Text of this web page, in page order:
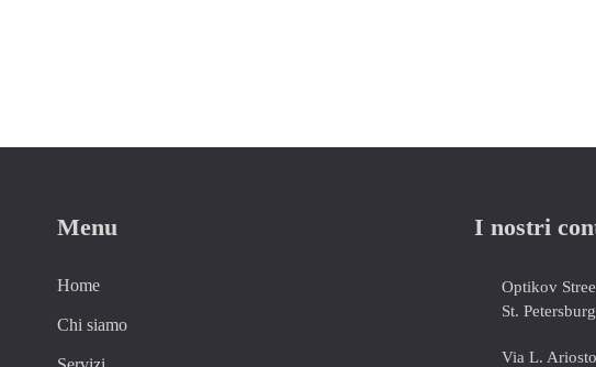
Menu
Home
Chi siamo
I nostri
Optikov
St.
Via L.